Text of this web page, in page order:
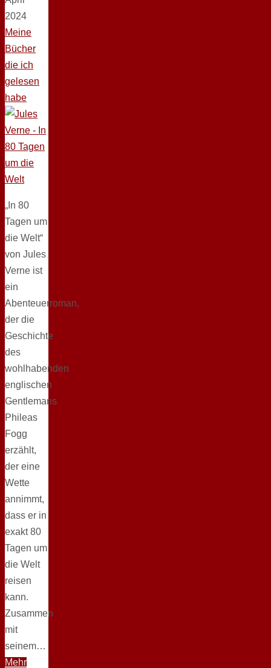
2024
Meine
Bücher
die ich
gelesen
habe
„In 80
Tagen um
die Welt“
von Jules
Verne ist
ein
Abenteuerroman,
der die
Geschichte
des
wohlhabenden
englischen
Gentlemans
Phileas
Fogg
erzählt,
der eine
Wette
annimmt,
dass er in
exakt 80
Tagen um
die Welt
reisen
kann.
Zusammen
mit
seinem…
Mehr